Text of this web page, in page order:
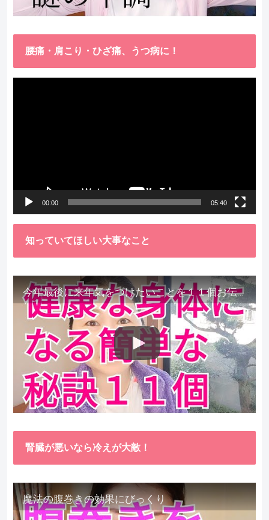
腰痛・肩こり・ひざ痛、うつ病に！
00:00 05:40
知っていてほしい大事なこと
今年最後に来年気をつけたいことを１１個お伝えします。
腎臓が悪いなら冷えが大敵！
魔法の腹巻きの効果にびっくり